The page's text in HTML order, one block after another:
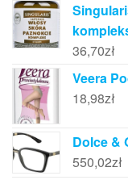
36,70zł
Veera
18,98zł
Dolce &
550,02zł